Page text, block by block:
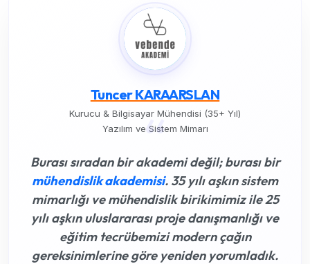
Tuncer KARAARSLAN
Kurucu & Bilgisayar Mühendisi (35+ Yıl)
Yazılım ve Sistem Mimarı
“
Burası sıradan bir akademi değil; burası bir
mühendislik akademisi. 35 yılı aşkın sistem
mimarlığı ve mühendislik birikimimiz ile 25
yılı aşkın uluslararası proje danışmanlığı ve
eğitim tecrübemizi modern çağın
gereksinimlerine göre yeniden yorumladık.